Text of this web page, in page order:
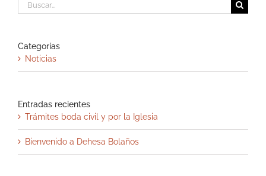
Buscar:
Categorías
Noticias
Entradas recientes
Trámites boda civil y por la Iglesia
Bienvenido a Dehesa Bolaños